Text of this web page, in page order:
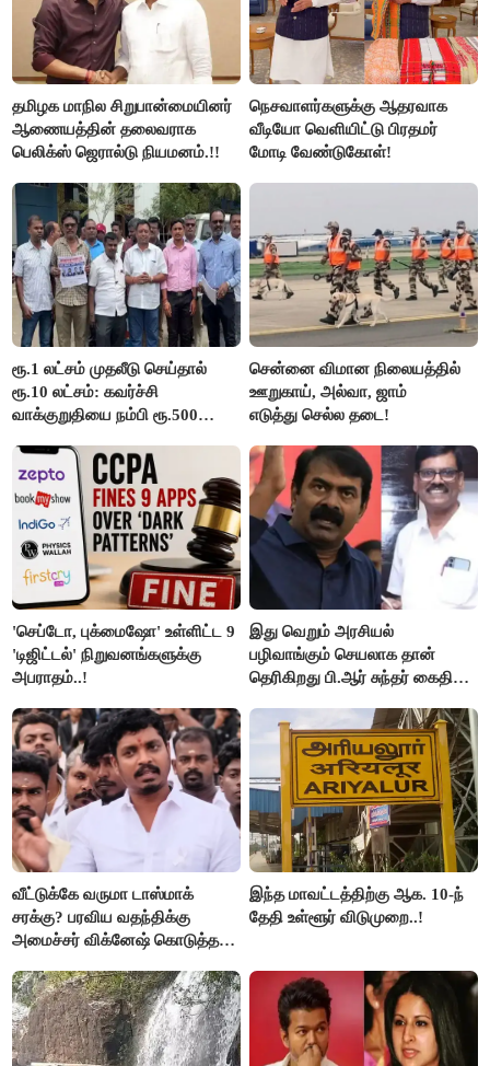
தமிழக மாநில சிறுபான்மையினர்
ஆணையத்தின் தலைவராக
பெலிக்ஸ் ஜெரால்டு நியமனம்.!!
நெசவாளர்களுக்கு ஆதரவாக
வீடியோ வெளியிட்டு பிரதமர்
மோடி வேண்டுகோள்!
ரூ.1 லட்சம் முதலீடு செய்தால்
ரூ.10 லட்சம்: கவர்ச்சி
வாக்குறுதியை நம்பி ரூ.500
மக்கள்!
சென்னை விமான நிலையத்தில்
ஊறுகாய், அல்வா, ஜாம்
எடுத்து செல்ல தடை!
'செப்டோ, புக்மைஷோ' உள்ளிட்ட 9
'டிஜிட்டல்' நிறுவனங்களுக்கு
அபராதம்..!
இது வெறும் அரசியல்
பழிவாங்கும் செயலாக தான்
தெரிகிறது பி.ஆர் சுந்தர் கைதிற்கு
வீட்டுக்கே வருமா டாஸ்மாக்
சரக்கு? பரவிய வதந்திக்கு
அமைச்சர் விக்னேஷ் கொடுத்த
இந்த மாவட்டத்திற்கு ஆக. 10-ந்
தேதி உள்ளூர் விடுமுறை..!